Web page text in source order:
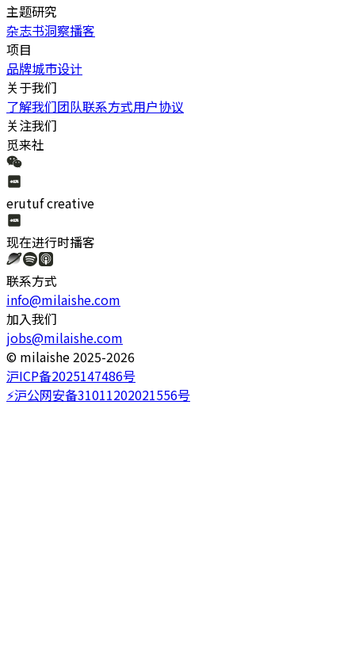
主题研究
杂志书洞察播客
项目
品牌城市设计
关于我们
了解我们团队联系方式用户协议
关注我们
觅来社
erutuf creative
现在进行时播客
联系方式
info@milaishe.com
加入我们
jobs@milaishe.com
©️ milaishe 2025-2026
沪ICP备2025147486号
⚡️沪公网安备31011202021556号